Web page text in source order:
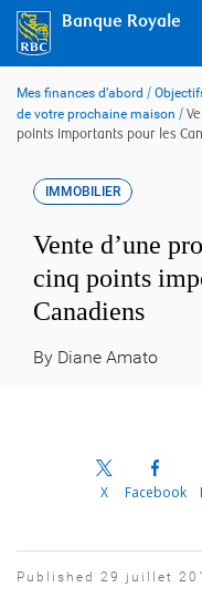
content
Banque Royale
Mes finances d’abord /
de votre prochaine maison /
points importants pour les
IMMOBILIER
Vente d’une
cinq points
Canadiens
By Diane Amato
X Facebook
Published 29 juillet